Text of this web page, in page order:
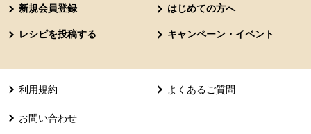
新規会員登録 はじめての方へ
レシピを投稿する キャンペーン・イベント
利用規約 よくあるご質問
お問い合わせ